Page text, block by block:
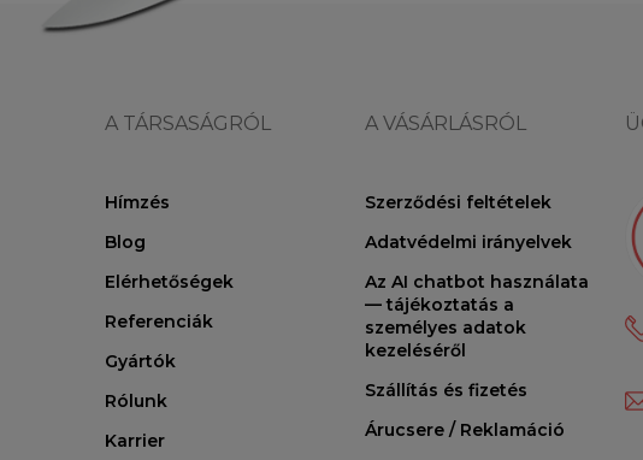
A TÁRSASÁGRÓL
Hímzés
Blog
Elérhetőségek
Referenciák
Gyártók
Rólunk
Karrier
A VÁSÁRLÁSRÓL
Szerződési feltételek
Adatvédelmi irányelvek
Az AI chatbot használata
— tájékoztatás a
személyes adatok
kezeléséről
Szállítás és fizetés
Árucsere / Reklamáció